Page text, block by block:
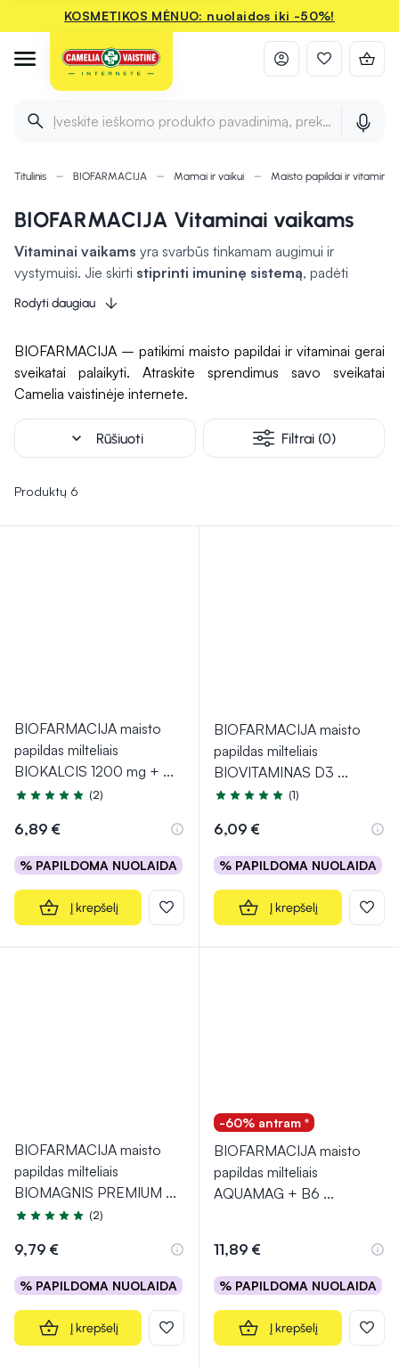
KOSMETIKOS MĖNUO: nuolaidos iki -50%!
Įveskite ieškomo produkto pavadinimą, prekės ženklą ir
Titulinis BIOFARMACIJA Mamai ir vaikui Maisto papildai ir vitaminai
BIOFARMACIJA Vitaminai vaikams
Vitaminai vaikams yra svarbūs tinkamam augimui ir
vystymuisi. Jie skirti stiprinti imuninę sistemą, padėti
tinkamai vystytis organams ir skatinti energijos gamybą.
Vitaminas A
nervų sistemos veiklos, ovitaminas Dužtikrina sveikus
kaulus ir dantis. Subalansuota mityba, gausi įvairių vaisių ir
daržovių, yra svarbi, kad vaikai gautų reikiamų vitaminų.
Rodyti daugiau
BIOFARMACIJA – patikimi maisto papildai ir vitaminai gerai
sveikatai palaikyti. Atraskite sprendimus savo sveikatai
Camelia vaistinėje internete.
expand_more Rūšiuoti Filtrai (0)
Produktų 6
BIOFARMACIJA maisto
papildas milteliais
BIOKALCIS 1200 mg + ...
Įvertinimas 4.5 iš 5
(2)
6,89 €
% PAPILDOMA NUOLAIDA
Į krepšelį
BIOFARMACIJA maisto
papildas milteliais
BIOVITAMINAS D3 ...
Įvertinimas 5.0 iš 5
(1)
6,09 €
% PAPILDOMA NUOLAIDA
Į krepšelį
BIOFARMACIJA maisto
papildas milteliais
BIOMAGNIS PREMIUM ...
Įvertinimas 5.0 iš 5
(2)
9,79 €
% PAPILDOMA NUOLAIDA
Į krepšelį
-60% antram *
BIOFARMACIJA maisto
papildas milteliais
AQUAMAG + B6 ...
11,89 €
% PAPILDOMA NUOLAIDA
Į krepšelį